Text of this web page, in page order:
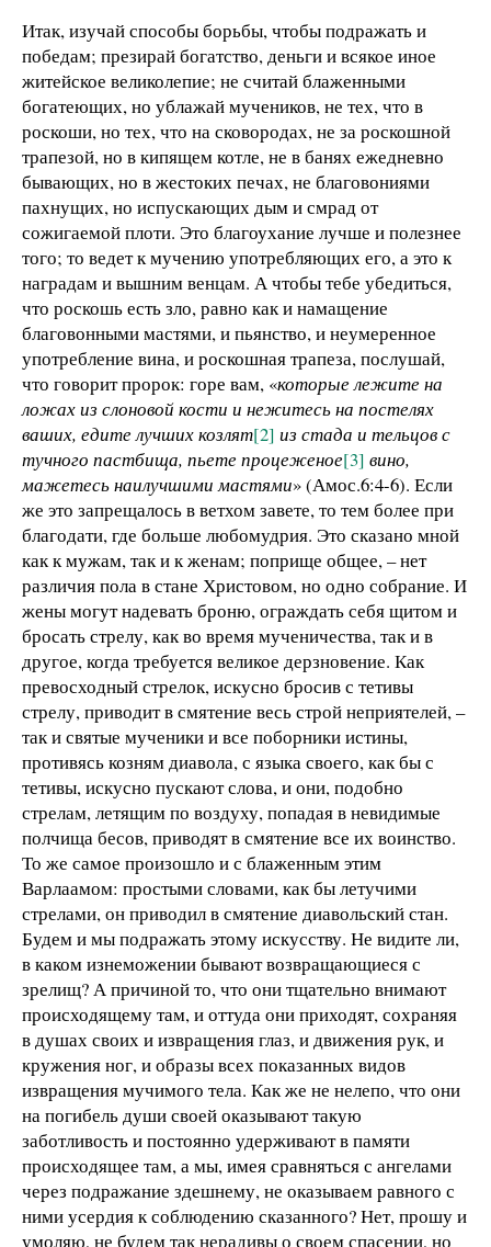
Итак, изучай способы борьбы, чтобы подражать и
победам; презирай богатство, деньги и всякое иное
житейское великолепие; не считай блаженными
богатеющих, но ублажай мучеников, не тех, что в
роскоши, но тех, что на сковородах, не за роскошной
трапезой, но в кипящем котле, не в банях ежедневно
бывающих, но в жестоких печах, не благовониями
пахнущих, но испускающих дым и смрад от
сожигаемой плоти. Это благоухание лучше и полезнее
того; то ведет к мучению употребляющих его, а это к
наградам и вышним венцам. А чтобы тебе убедиться,
что роскошь есть зло, равно как и намащение
благовонными мастями, и пьянство, и неумеренное
употребление вина, и роскошная трапеза, послушай,
что говорит пророк: горе вам, «которые лежите на
ложах из слоновой кости и нежитесь на постелях
ваших, едите лучших козлят[2] из стада и тельцов с
тучного пастбища, пьете процеженое[3] вино,
мажетесь наилучшими мастями» (Амос.6:4-6). Если
же это запрещалось в ветхом завете, то тем более при
благодати, где больше любомудрия. Это сказано мной
как к мужам, так и к женам; поприще общее, – нет
различия пола в стане Христовом, но одно собрание. И
жены могут надевать броню, ограждать себя щитом и
бросать стрелу, как во время мученичества, так и в
другое, когда требуется великое дерзновение. Как
превосходный стрелок, искусно бросив с тетивы
стрелу, приводит в смятение весь строй неприятелей, –
так и святые мученики и все поборники истины,
противясь козням диавола, с языка своего, как бы с
тетивы, искусно пускают слова, и они, подобно
стрелам, летящим по воздуху, попадая в невидимые
полчища бесов, приводят в смятение все их воинство.
То же самое произошло и с блаженным этим
Варлаамом: простыми словами, как бы летучими
стрелами, он приводил в смятение диавольский стан.
Будем и мы подражать этому искусству. Не видите ли,
в каком изнеможении бывают возвращающиеся с
зрелищ? А причиной то, что они тщательно внимают
происходящему там, и оттуда они приходят, сохраняя
в душах своих и извращения глаз, и движения рук, и
кружения ног, и образы всех показанных видов
извращения мучимого тела. Как же не нелепо, что они
на погибель души своей оказывают такую
заботливость и постоянно удерживают в памяти
происходящее там, а мы, имея сравняться с ангелами
через подражание здешнему, не оказываем равного с
ними усердия к соблюдению сказанного? Нет, прошу и
умоляю, не будем так нерадивы о своем спасении, но